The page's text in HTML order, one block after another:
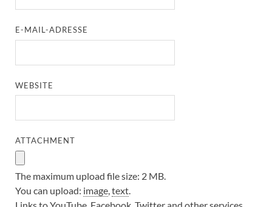
E-MAIL-ADRESSE
WEBSITE
ATTACHMENT
The maximum upload file size: 2 MB.
You can upload: image text